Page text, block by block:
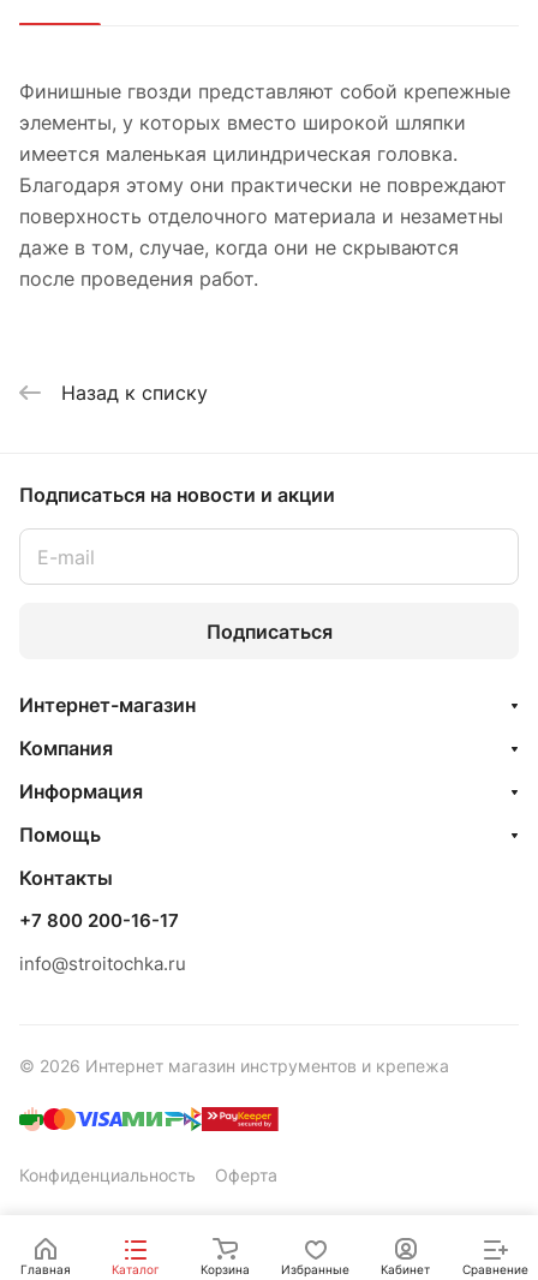
Финишные гвозди представляют собой крепежные
элементы, у которых вместо широкой шляпки
имеется маленькая цилиндрическая головка.
Благодаря этому они практически не повреждают
поверхность отделочного материала и незаметны
даже в том, случае, когда они не скрываются
после проведения работ.
Назад к списку
Подписаться на новости и акции
Подписаться
Интернет-магазин
Компания
Информация
Помощь
Контакты
+7 800 200-16-17
info@stroitochka.ru
© 2026 Интернет магазин инструментов и крепежа
Конфиденциальность Оферта
Главная Каталог Корзина Избранные Кабинет Сравнение